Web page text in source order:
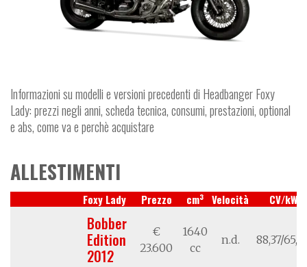
Informazioni su modelli e versioni precedenti di Headbanger Foxy
Lady: prezzi negli anni, scheda tecnica, consumi, prestazioni, optional
e abs, come va e perchè acquistare
ALLESTIMENTI
Foxy Lady Prezzo cm3 Velocità CV/kW
Bobber
Edition
2012
€
23.600
1640
cc
n.d. 88,37/